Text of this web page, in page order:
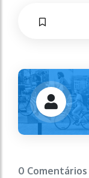
0 Comentários